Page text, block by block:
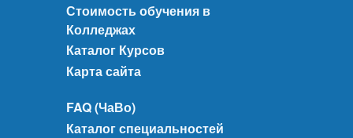
Стоимость обучения в
Колледжах
Каталог Курсов
Карта сайта
FAQ (ЧаВо)
Каталог специальностей